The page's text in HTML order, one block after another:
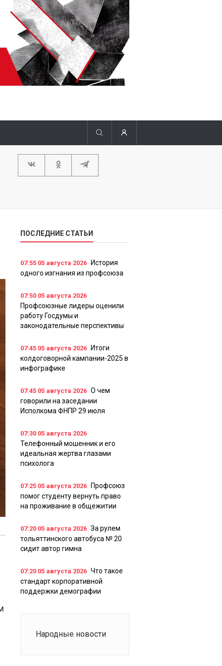
ПОСЛЕДНИЕ СТАТЬИ
07:55 05 августа 2026
История
одного изгнания из профсоюза
07:50 05 августа 2026
Профсоюзные лидеры оценили
работу Госдумы и
законодательные перспективы
07:45 05 августа 2026
Итоги
колдоговорной кампании-2025 в
инфографике
07:45 05 августа 2026 О чем
говорили на заседании
Исполкома ФНПР 29 июля
07:30 05 августа 2026
Телефонный мошенник и его
идеальная жертва глазами
психолога
07:25 05 августа 2026
Профсоюз
помог студенту вернуть право
на проживание в общежитии
07:20 05 августа 2026 За рулем
тольяттинского автобуса № 20
сидит автор гимна
07:20 05 августа 2026 Что такое
стандарт корпоративной
поддержки демографии
Народные новости